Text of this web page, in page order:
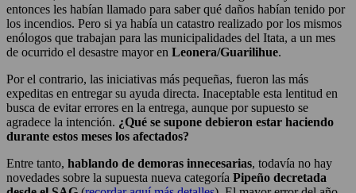
entonces les habían llamado para saber qué daños habían tenido por
los incendios. Pero si ya había un catastro realizado por los mismos
enólogos que trabajan para las municipalidades del Itata, a un mes
de ocurrido el desastre mayor en Leonera/Guarilihue.
Por el contrario, las iniciativas más pequeñas, fueron las más
expeditas en entregar su ayuda directa. Inaceptable esta lentitud en
busca de evitar errores en la entrega, aunque por supuesto se
agradece la intención. ¿Qué se supone debieron estar haciendo
durante estos meses los afectados?
Entre tanto, hablando de demoras innecesarias, todavía no hay
novedades sobre la supuesta nueva categoría Pipeño decretada